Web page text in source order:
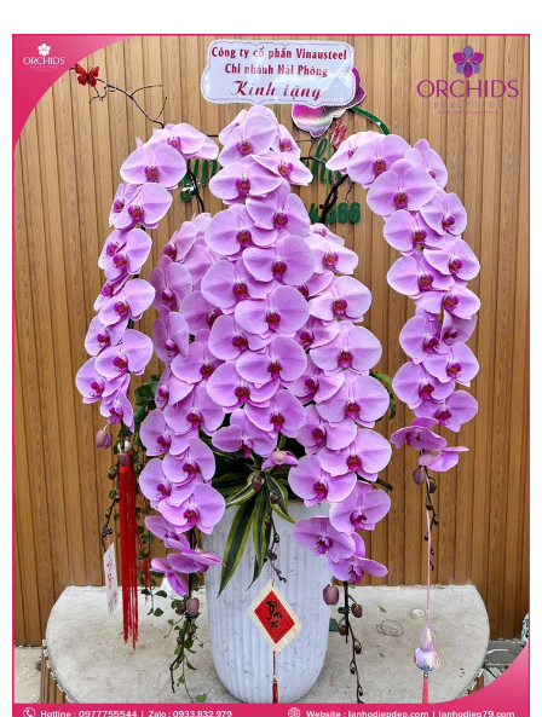
• Giá trên được miễn ship giao trong nội thành,
miễn phí in thiệp - banner theo yêu cầu khách
hàng.
• Beautiful Orchids liên kết với các cửa hàng
trên toàn quốc để phục vụ giao hoa tận nơi, mỗi
khu vực sẽ có mức giá khác nhau (tùy vào chi
phí mặt bằng, nguyên vật liệu,..) nên giá có thể sẽ
thay đổi so với giá niêm yết trên website. Khách
hàng ở Tỉnh thành khác vui lòng chủ động hỏi lại
giá trước khi đặt hàng, shop sẽ chủ động báo giá
chính xác khi có địa chỉ giao hàng cụ thể.